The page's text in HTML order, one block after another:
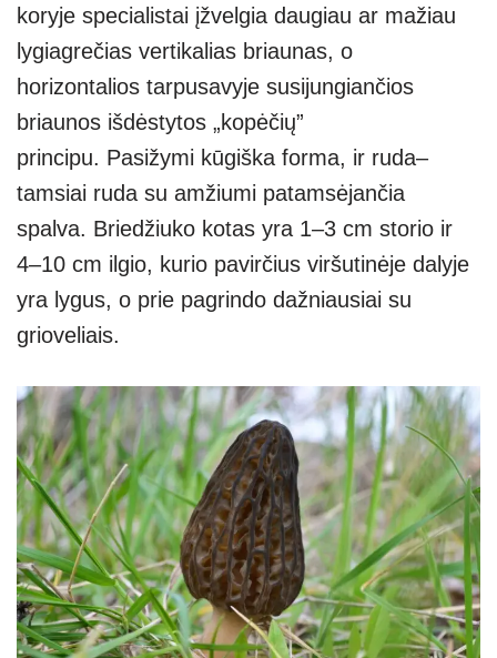
koryje specialistai įžvelgia daugiau ar mažiau
lygiagrečias vertikalias briaunas, o
horizontalios tarpusavyje susijungiančios
briaunos išdėstytos „kopėčių”
principu. Pasižymi kūgiška forma, ir ruda–
tamsiai ruda su amžiumi patamsėjančia
spalva. Briedžiuko kotas yra 1–3 cm storio ir
4–10 cm ilgio, kurio pavirčius viršutinėje dalyje
yra lygus, o prie pagrindo dažniausiai su
grioveliais.